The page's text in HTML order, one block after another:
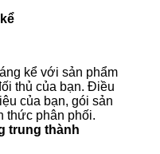
kể với sản phẩm
thủ của bạn. Điều
của bạn, gói sản
thức phân phối.
trung thành